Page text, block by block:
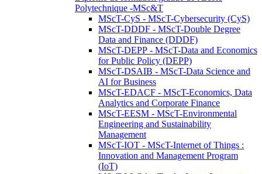
Polytechnique -MSc&T
MScT-CyS - MScT-Cybersecurity (CyS)
MScT-DDDF - MScT-Double Degree
Data and Finance (DDDF)
MScT-DEPP - MScT-Data and Economics
for Public Policy (DEPP)
MScT-DSAIB - MScT-Data Science and
AI for Business
MScT-EDACF - MScT-Economics, Data
Analytics and Corporate Finance
MScT-EESM - MScT-Environmental
Engineering and Sustainability
Management
MScT-IOT - MScT-Internet of Things :
Innovation and Management Program
(IoT)